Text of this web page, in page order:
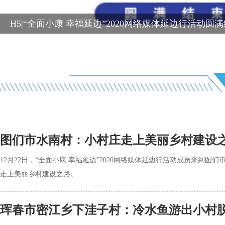
H5丨“全面小康 幸福延边”2020网络媒体延边行——走
图们市水南村：小村庄走上美丽乡村建设
12月22日，“全面小康 幸福延边”2020网络媒体延边行活动成员来到图们
走上美丽乡村建设之路。
珲春市密江乡下洼子村：冷水鱼游出小村